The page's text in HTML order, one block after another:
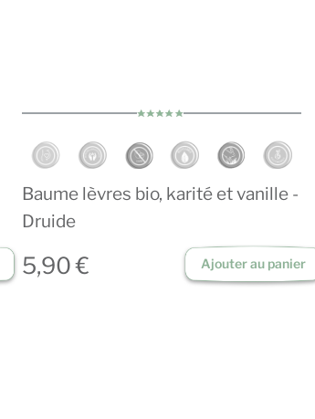
Baume lèvres bio, karité et vanille -
Druide
5,90 € Ajouter au panier